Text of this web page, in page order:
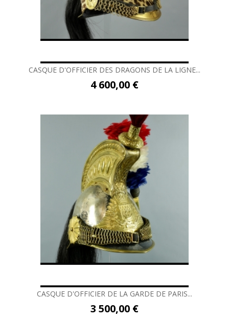
CASQUE D'OFFICIER DES DRAGONS DE LA LIGNE...
4 600,00 €
CASQUE D'OFFICIER DE LA GARDE DE PARIS...
3 500,00 €